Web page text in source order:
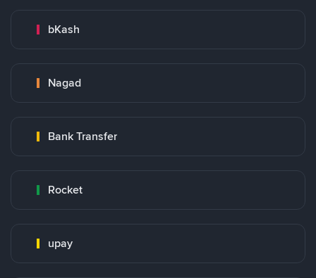
bKash
Nagad
Bank Transfer
Rocket
upay